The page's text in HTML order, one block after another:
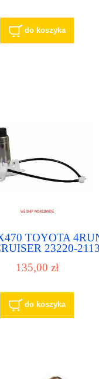
do koszyka
TOYOTA
23220-
135,00 zł
do koszyka